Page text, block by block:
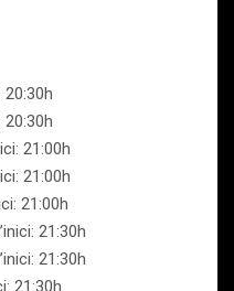
20:30h
20:30h
21:00h
21:00h
21:00h
21:30h
21:30h
21:30h